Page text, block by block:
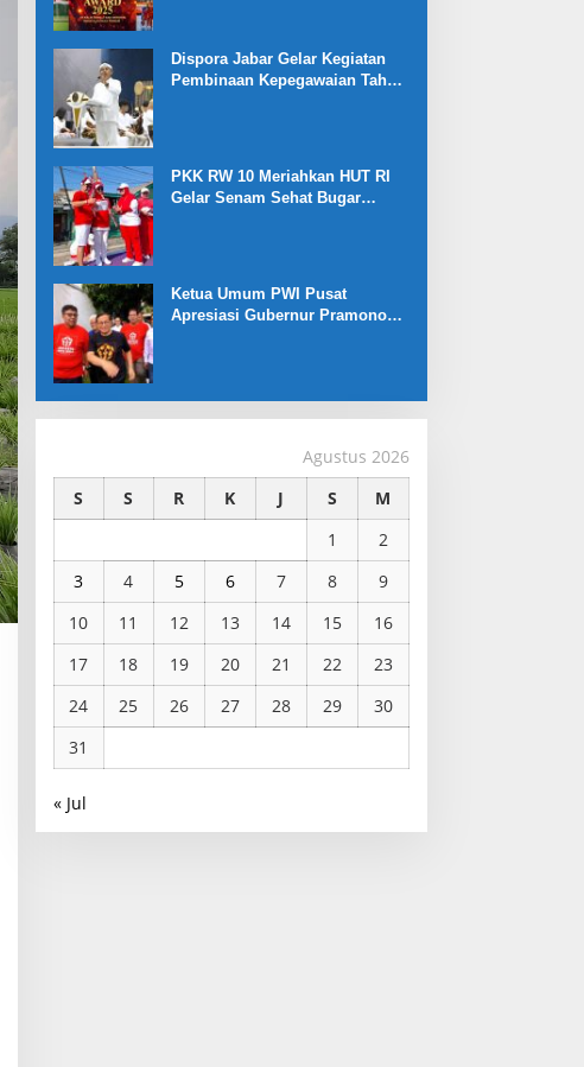
Dispora Jabar Gelar Kegiatan
Pembinaan Kepegawaian Tahun
PKK RW 10 Meriahkan HUT RI
Gelar Senam Sehat Bugar
Ketua Umum PWI Pusat
Apresiasi Gubernur Pramono
Agustus 2026
S
S R K J S
M
1
2
3
4 5 6 7 8
9
10
11 12 13 14 15
16
17
18 19 20 21 22
23
24
25 26 27 28 29
30
31
« Jul